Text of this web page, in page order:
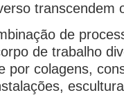
transcendem
de
de trabalho
por colagens,